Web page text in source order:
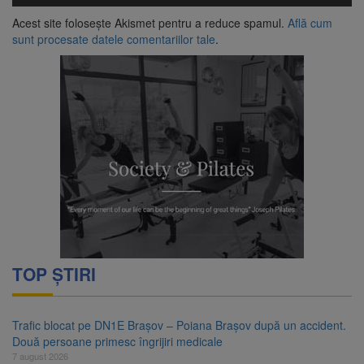
Acest site folosește Akismet pentru a reduce spamul. Află cum
sunt procesate datele comentariilor tale.
TOP ȘTIRI
Trafic blocat pe DN1E Brașov – Poiana Brașov după un accident.
Două persoane primesc îngrijiri medicale
7 august 2026